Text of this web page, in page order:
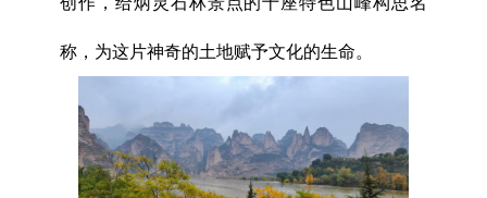
称，为这片神奇的土地赋予文化的生命。